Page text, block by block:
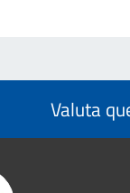
Valuta